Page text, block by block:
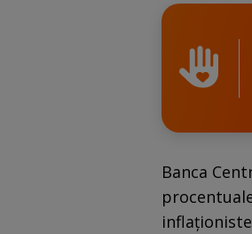
Banca